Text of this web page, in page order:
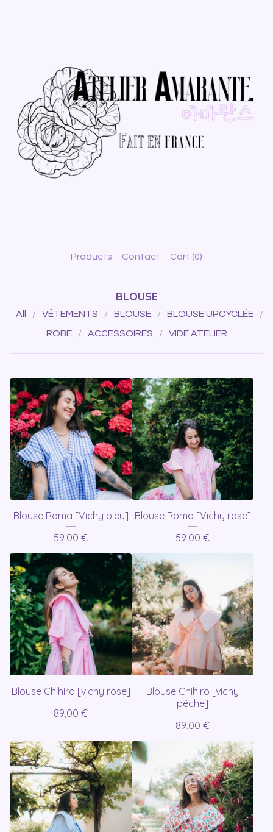
Products Contact Cart (0)
BLOUSE
All VÊTEMENTS BLOUSE
BLOUSE UPCYCLÉE
ROBE
ACCESSOIRES VIDE ATELIER
Blouse Roma [Vichy bleu]
59,00 €
Blouse Roma [Vichy rose]
59,00 €
Blouse Chihiro [vichy rose]
89,00 €
Blouse Chihiro [vichy
pêche]
89,00 €